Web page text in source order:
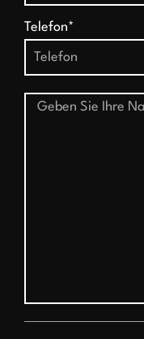
Telefon*